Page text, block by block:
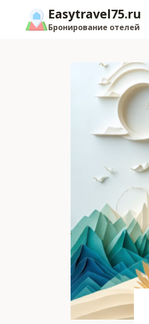
содержимому
Easytravel75.ru
Бронирование отелей